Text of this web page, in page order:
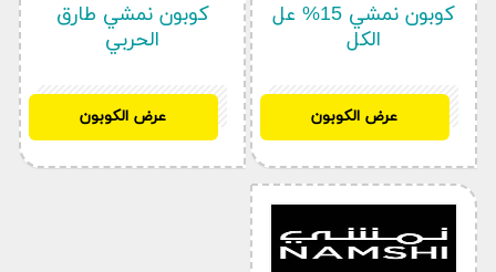
كوبون نمشي طارق
الحربي
عرض الكوبون
كوبون نمشي 15% عل
الكل
عرض الكوبون